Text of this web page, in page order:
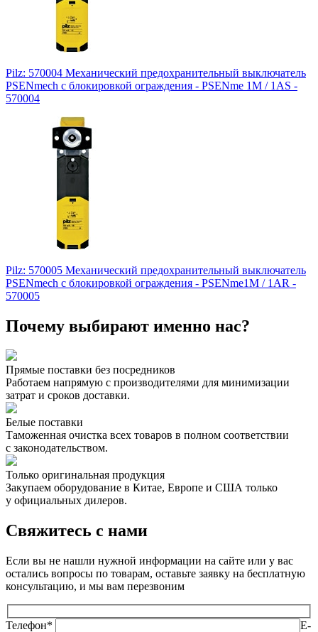
Pilz: 570004 Механический предохранительный выключатель
PSENmech с блокировкой ограждения - PSENme 1M / 1AS -
570004
Pilz: 570005 Механический предохранительный выключатель
PSENmech с блокировкой ограждения - PSENme1M / 1AR -
570005
Почему выбирают именно нас?
Прямые поставки без посредников
Работаем напрямую с производителями для минимизации
затрат и сроков доставки.
Белые поставки
Таможенная очистка всех товаров в полном соответствии
с законодательством.
Только оригинальная продукция
Закупаем оборудование в Китае, Европе и США только
у официальных дилеров.
Свяжитесь с нами
Если вы не нашли нужной информации на сайте или у вас
остались вопросы по товарам, оставьте заявку на бесплатную
консультацию, и мы вам перезвоним
Телефон*
E-